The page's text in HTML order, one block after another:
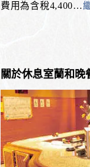
費用為含稅4,400…
關於休息室蘭和晚